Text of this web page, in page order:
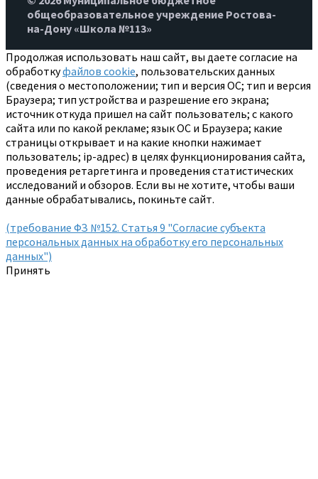
общеобразовательное учреждение Ростова-
на-Дону «Школа №113»
Продолжая использовать наш сайт, вы даете согласие на
обработкуфайлов cookie, пользовательских данных
(сведения о местоположении; тип и версия ОС; тип и версия
Браузера; тип устройства и разрешение его экрана;
источник откуда пришел на сайт пользователь; с какого
сайта или по какой рекламе; язык ОС и Браузера; какие
страницы открывает и на какие кнопки нажимает
пользователь; ip-адрес) в целях функционирования сайта,
проведения ретаргетинга и проведения статистических
исследований и обзоров. Если вы не хотите, чтобы ваши
данные обрабатывались, покиньте сайт.
(требование ФЗ №152. Статья 9 "Согласие субъекта
персональных данных на обработку его персональных
данных")
Принять